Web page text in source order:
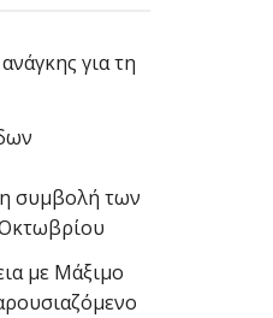
για τη
συμβολή των
με Μάξιμο